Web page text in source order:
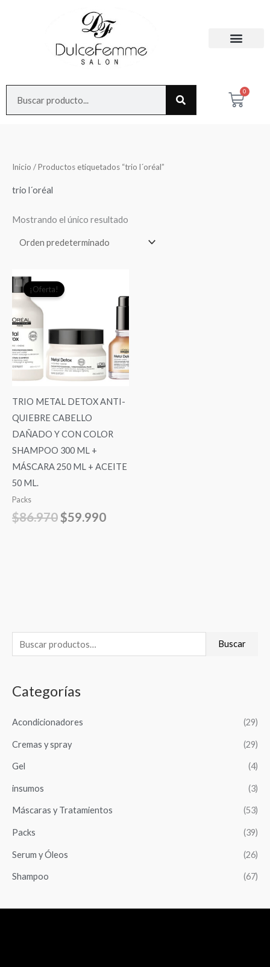
0
Cart
u
c
r
p
o
Buscar
Categorías
Acondicionadores (29)
Cremas y spray (29)
Gel (4)
insumos (3)
Máscaras y Tratamientos (53)
Packs (39)
Serum y Óleos (26)
Shampoo (67)
Inicio / Productos etiquetados “trio l´oréal”
trio l´oréal
Mostrando el único resultado
¡Oferta!
TRIO METAL DETOX ANTI-
QUIEBRE CABELLO
DAÑADO Y CON COLOR
SHAMPOO 300 ML +
MÁSCARA 250 ML + ACEITE
50 ML.
Packs
$86.970
precio
$59.990
precio
actual
$59.990.